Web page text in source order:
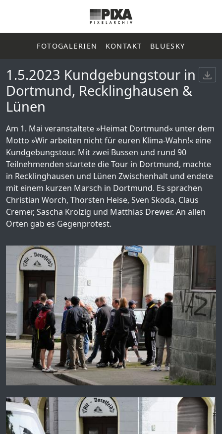
FOTOGALERIEN KONTAKT BLUESKY
1.5.2023 Kundgebungstour in
Dortmund, Recklinghausen &
Lünen
Am 1. Mai veranstaltete »Heimat Dortmund« unter dem
Motto »Wir arbeiten nicht für euren Klima-Wahn!« eine
Kundgebungstour. Mit zwei Bussen und rund 90
Teilnehmenden startete die Tour in Dortmund, machte
in Recklinghausen und Lünen Zwischenhalt und endete
mit einem kurzen Marsch in Dortmund. Es sprachen
Christian Worch, Thorsten Heise, Sven Skoda, Claus
Cremer, Sascha Krolzig und Matthias Drewer. An allen
Orten gab es Gegenprotest.